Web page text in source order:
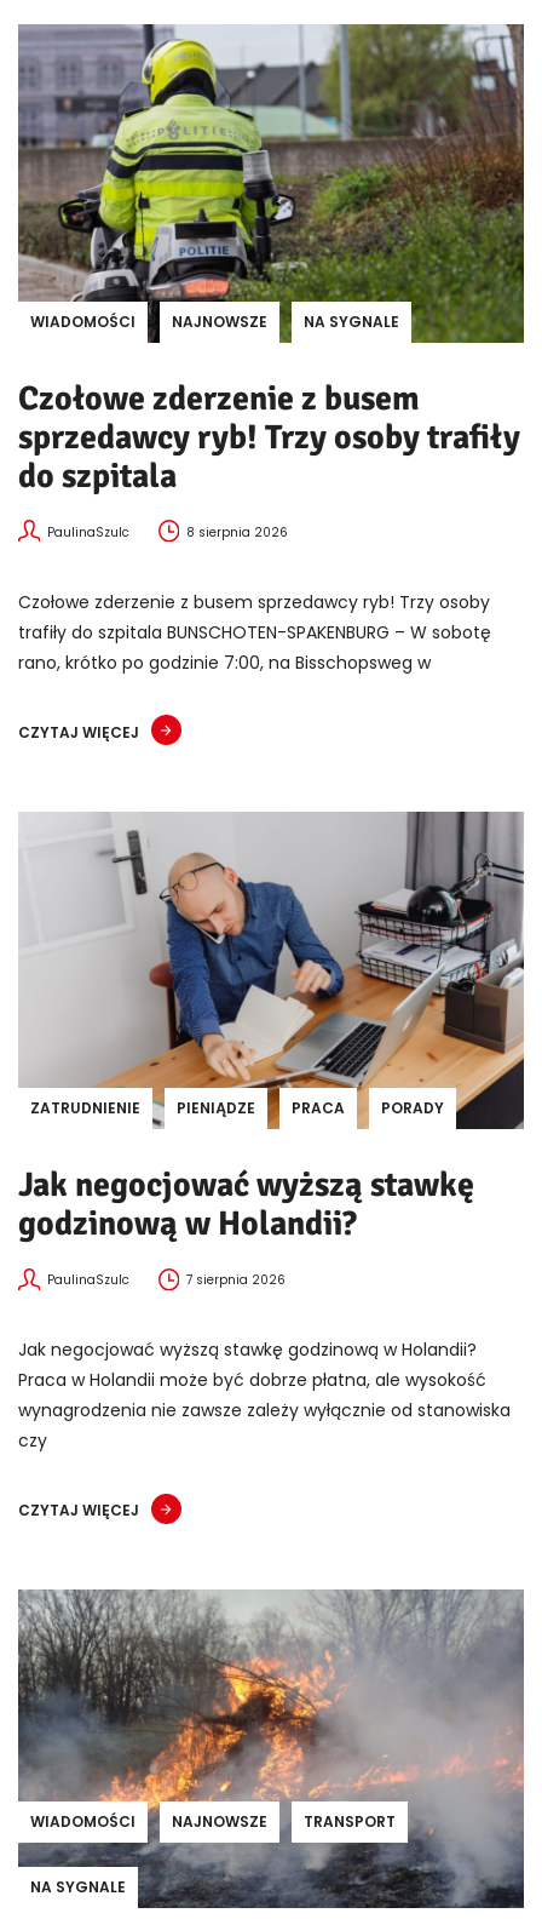
WIADOMOŚCI NAJNOWSZE NA SYGNALE
Czołowe zderzenie z busem
sprzedawcy ryb! Trzy osoby trafiły
do szpitala
PaulinaSzulc 8 sierpnia 2026
Czołowe zderzenie z busem sprzedawcy ryb! Trzy osoby
trafiły do szpitala BUNSCHOTEN-SPAKENBURG – W sobotę
rano, krótko po godzinie 7:00, na Bisschopsweg w
CZYTAJ WIĘCEJ
ZATRUDNIENIE PIENIĄDZE PRACA PORADY
Jak negocjować wyższą stawkę
godzinową w Holandii?
PaulinaSzulc 7 sierpnia 2026
Jak negocjować wyższą stawkę godzinową w Holandii?
Praca w Holandii może być dobrze płatna, ale wysokość
wynagrodzenia nie zawsze zależy wyłącznie od stanowiska
czy
CZYTAJ WIĘCEJ
WIADOMOŚCI NAJNOWSZE TRANSPORT
NA SYGNALE